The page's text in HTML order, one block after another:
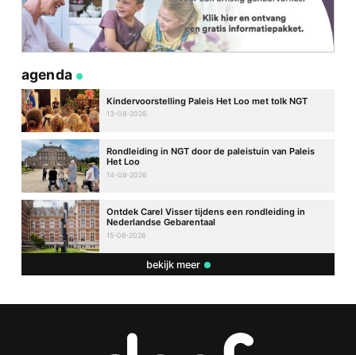
agenda
Kindervoorstelling Paleis Het Loo met tolk NGT
13-08-2026
Rondleiding in NGT door de paleistuin van Paleis
Het Loo
14-08-2026
Ontdek Carel Visser tijdens een rondleiding in
Nederlandse Gebarentaal
15-08-2026
bekijk meer